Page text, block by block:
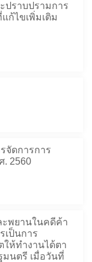
ราบปรามการ
ก้ไขเพิ่มเติม
จัดการการ
. 2560
ะพยานในคดีค้า
เป็นการ
ห้ทำงานได้ตา
นตรี เมื่อวันที่